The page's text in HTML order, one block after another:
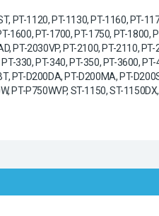
PT-1120, PT-1130, PT-1160, PT-
1600, PT-1700, PT-1750, PT-1800,
PT-2030VP, PT-2100, PT-2110,
330, PT-340, PT-350, PT-3600,
PT-D200DA, PT-D200MA, PT-
PT-P750WVP, ST-1150, ST-